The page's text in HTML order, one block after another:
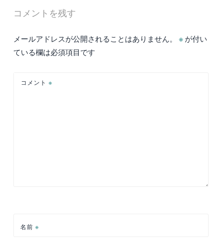
ビ
ー
シ
コメントを残す
メールアドレスが公開されることはありません。 ※ が付い
ている欄は必須項目です
コメント ※
名前 ※